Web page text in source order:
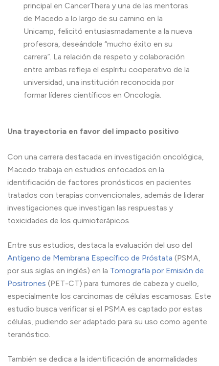
principal en CancerThera y una de las mentoras
de Macedo a lo largo de su camino en la
Unicamp, felicitó entusiasmadamente a la nueva
profesora, deseándole “mucho éxito en su
carrera”. La relación de respeto y colaboración
entre ambas refleja el espíritu cooperativo de la
universidad, una institución reconocida por
formar líderes científicos en Oncología.
Una trayectoria en favor del impacto positivo
Con una carrera destacada en investigación oncológica,
Macedo trabaja en estudios enfocados en la
identificación de factores pronósticos en pacientes
tratados con terapias convencionales, además de liderar
investigaciones que investigan las respuestas y
toxicidades de los quimioterápicos.
Entre sus estudios, destaca la evaluación del uso del
Antígeno de Membrana Específico de Próstata (PSMA,
por sus siglas en inglés) en la Tomografía por Emisión de
Positrones (PET-CT) para tumores de cabeza y cuello,
especialmente los carcinomas de células escamosas. Este
estudio busca verificar si el PSMA es captado por estas
células, pudiendo ser adaptado para su uso como agente
teranóstico.
También se dedica a la identificación de anormalidades